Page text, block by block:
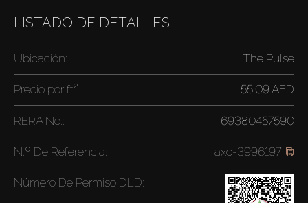
LISTADO DE DETALLES
Ubicación: The Pulse
Precio por ft² 55.09 AED
RERA No.: 69380457590
N.º De Referencia: axc-3996197
Número De Permiso DLD: